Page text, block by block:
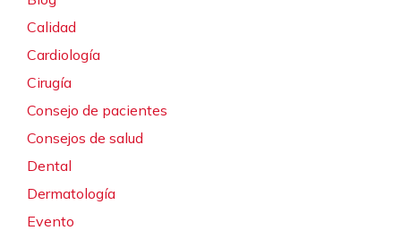
Calidad
Cardiología
Cirugía
Consejo de pacientes
Consejos de salud
Dental
Dermatología
Evento